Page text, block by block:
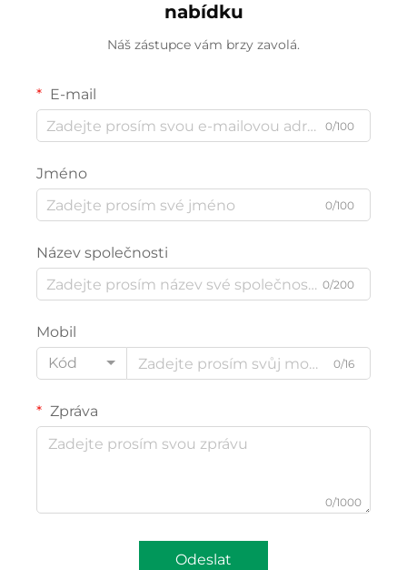
nabídku
Náš zástupce vám brzy zavolá.
E-mail
0/100
Jméno
0/100
Název společnosti
0/200
Mobil
Kód
0/16
Zpráva
0/1000
Odeslat